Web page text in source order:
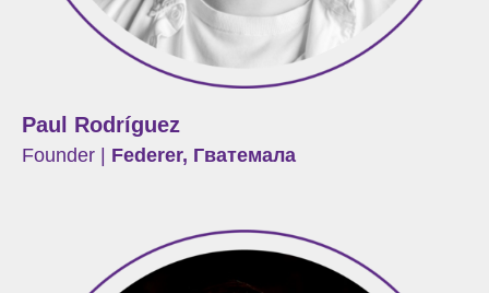
Paul Rodríguez
Founder | Federer, Гватемала